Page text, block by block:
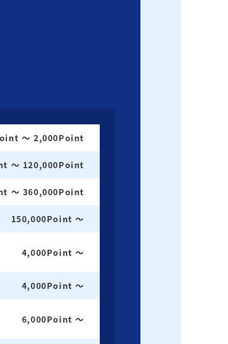
～ 2,000Point
～ 120,000Point
～ 360,000Point
150,000Point ～
4,000Point ～
4,000Point ～
6,000Point ～